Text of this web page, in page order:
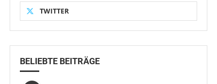
TWITTER
BELIEBTE BEITRÄGE